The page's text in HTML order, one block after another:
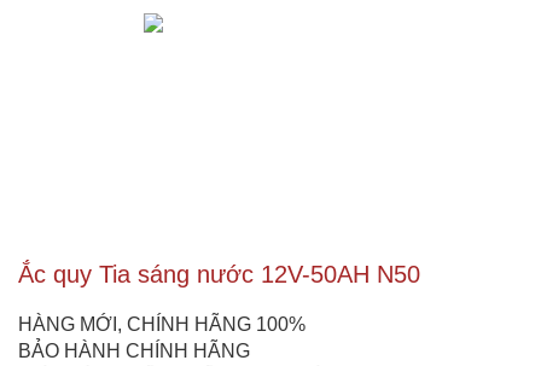
Ắc quy Tia sáng nước 12V-50AH N50
HÀNG MỚI, CHÍNH HÃNG 100%
BẢO HÀNH CHÍNH HÃNG